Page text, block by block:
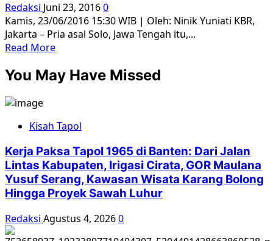
Redaksi Juni 23, 20160
Kamis, 23/06/2016 15:30 WIB | Oleh: Ninik Yuniati KBR,
Jakarta – Pria asal Solo, Jawa Tengah itu,...
Read MoreRead
about
[SAGA]
Sarmadji:
Tidak
Ada
Keinginan
Pulang
You May Have Missed
Kisah Tapol
Kerja Paksa Tapol 1965 di Banten: Dari Jalan
Lintas Kabupaten, Irigasi Cirata, GOR Maulana
Yusuf Serang, Kawasan Wisata Karang Bolong
Hingga Proyek Sawah Luhur
Redaksi Agustus 4, 20260